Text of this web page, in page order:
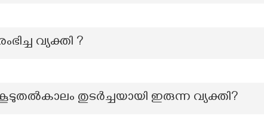
വ്യക്തി ?
തുടര്‍ച്ചയായി ഇരുന്ന വ്യക്തി?